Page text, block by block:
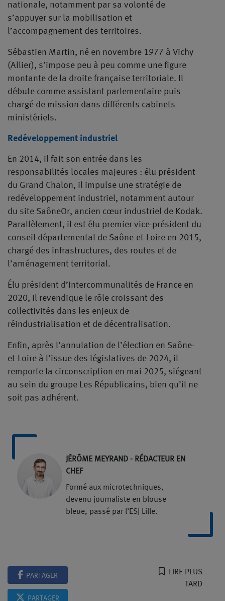
nationale, notamment par sa volonté de
s’appuyer sur la mobilisation et
l’accompagnement des territoires.
Sébastien Martin, né en novembre 1977 à Vichy
(Allier), s’impose peu à peu comme une figure
montante de la droite française territoriale. Il
débute comme assistant parlementaire puis
chargé de mission dans différents cabinets
ministériels.
Redéveloppement industriel
En 2014, il fait son entrée dans les
responsabilités locales majeures : élu président
du Grand Chalon, il impulse une stratégie de
redéveloppement industriel, notamment autour
du site SaôneOr, ancien cœur industriel de Kodak.
Parallèlement, il est élu premier vice-président du
conseil départemental de Saône-et-Loire en 2015,
chargé des infrastructures, des routes et de
l’aménagement territorial.
Élu président d’Intercommunalités de France en
2020, il revendique le rôle croissant des
collectivités dans les enjeux de
réindustrialisation et de décentralisation.
Enfin, après l’annulation de l’élection en Saône-
et-Loire à l’issue des législatives de 2024, il
remporte la circonscription en mai 2025, siégeant
au sein du groupe Les Républicains, bien qu’il ne
soit pas adhérent.
JÉRÔME MEYRAND - RÉDACTEUR EN
CHEF
Formé aux microtechniques,
devenu journaliste en blouse
bleue, passé par l’ESJ Lille.
PARTAGER
PARTAGER
LIRE PLUS
TARD